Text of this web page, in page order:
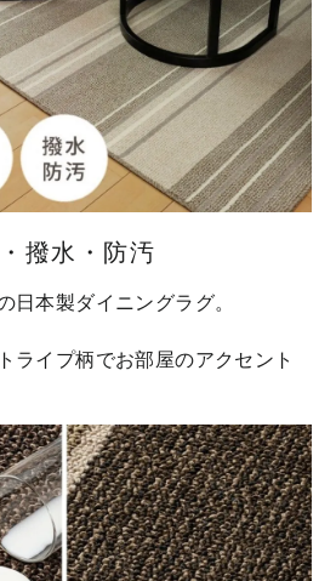
撥水・防汚
日本製ダイニングラグ。
ライプ柄でお部屋のアクセント